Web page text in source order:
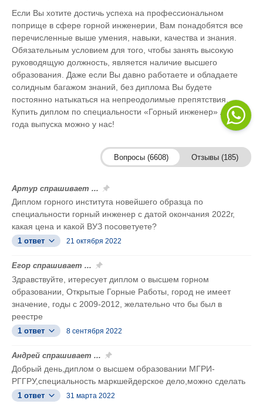
Если Вы хотите достичь успеха на профессиональном
поприще в сфере горной инженерии, Вам понадобятся все
перечисленные выше умения, навыки, качества и знания.
Обязательным условием для того, чтобы занять высокую
руководящую должность, является наличие высшего
образования. Даже если Вы давно работаете и обладаете
солидным багажом знаний, без диплома Вы будете
постоянно натыкаться на непреодолимые препятствия.
Купить диплом по специальности «Горный инженер» любого
года выпуска можно у нас!
Вопросы (6608) Отзывы (185)
Артур спрашивает ...
Диплом горного института новейшего образца по
специальности горный инженер с датой окончания 2022г,
какая цена и какой ВУЗ посоветуете?
1 ответ 21 октября 2022
Егор спрашивает ...
Здравствуйте, итересует диплом о высшем горном
образовании, Открытые Горные Работы, город не имеет
значение, годы с 2009-2012, желательно что бы был в
реестре
1 ответ 8 сентября 2022
Андрей спрашивает ...
Добрый день,диплом о высшем образовании МГРИ-
РГГРУ,специальность маркшейдерское дело,можно сделать
1 ответ 31 марта 2022